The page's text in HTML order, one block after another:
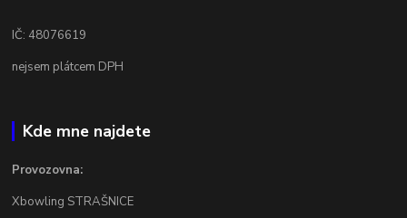
IČ: 48076619
nejsem plátcem DPH
Kde mne najdete
Provozovna:
Xbowling STRAŠNICE